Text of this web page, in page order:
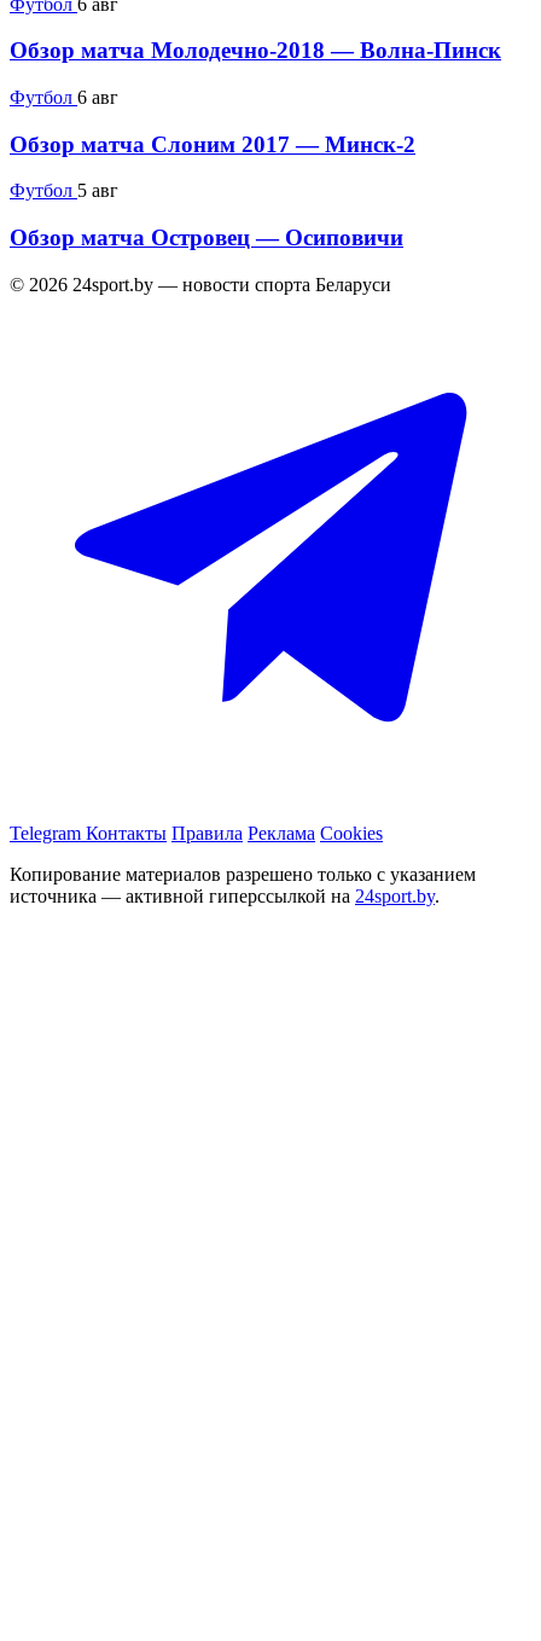
Обзор матча Молодечно-2018 — Волна-Пинск
Футбол 6 авг
Обзор матча Слоним 2017 — Минск-2
Футбол 5 авг
Обзор матча Островец — Осиповичи
© 2026 24sport.by — новости спорта Беларуси
Telegram Контакты Правила Реклама Cookies
Копирование материалов разрешено только с указанием
источника — активной гиперссылкой на 24sport.by.